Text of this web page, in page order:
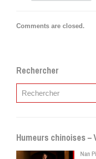
Comments are closed.
Rechercher
Humeurs chinoises –
Nan